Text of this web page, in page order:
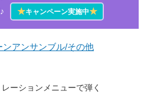
★キャンペーン実施中★
ンアンサンブル/その他
ーションメニューで弾く